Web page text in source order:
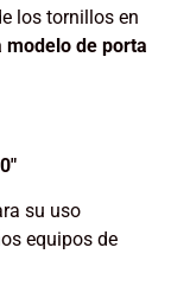
los tornillos en
modelo de porta
su uso
equipos de